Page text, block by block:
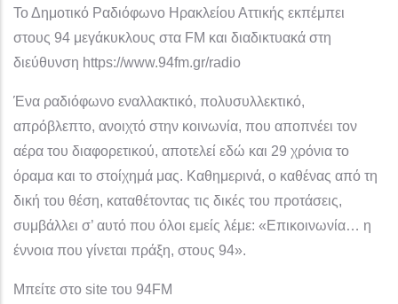
Το Δημοτικό Ραδιόφωνο Ηρακλείου Αττικής εκπέμπει
στους 94 μεγάκυκλους στα FM και διαδικτυακά στη
διεύθυνση https://www.94fm.gr/radio
Ένα ραδιόφωνο εναλλακτικό, πολυσυλλεκτικό,
απρόβλεπτο, ανοιχτό στην κοινωνία, που αποπνέει τον
αέρα του διαφορετικού, αποτελεί εδώ και 29 χρόνια το
όραμα και το στοίχημά μας. Καθημερινά, ο καθένας από τη
δική του θέση, καταθέτοντας τις δικές του προτάσεις,
συμβάλλει σ’ αυτό που όλοι εμείς λέμε: «Επικοινωνία… η
έννοια που γίνεται πράξη, στους 94».
Μπείτε στο site του 94FM